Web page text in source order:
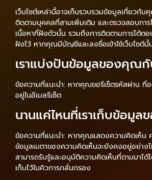
เว็บไซต์เหล่านี้อาจเก็บรวบรวมข้อมูลเกี่ยวกั
ติดตามบุคคลที่สามเพิ่มเติม และตรวจสอบก
เนื้อหาที่ฝังตัวนั้น รวมถึงการติดตามการโต้ต
ฝังไว้ หากคุณมีบัญชีและลงชื่อเข้าใช้เว็บไซต์นั้
เราแบ่งปันข้อมูลของคุณกั
ข้อความที่แนะนำ: หากคุณขอรีเซ็ตรหัสผ่าน ที่
อยู่ในอีเมลรีเซ็ต
นานแค่ไหนที่เราเก็บข้อมู
ข้อความที่แนะนำ: หากคุณแสดงความคิดเห็น
ข้อมูลเมตาของความคิดเห็นจะยังคงอยู่อย่างไ
สามารถรับรู้และอนุมัติความคิดเห็นที่ตามมาไ
เก็บไว้ในคิวการกลั่นกรอง